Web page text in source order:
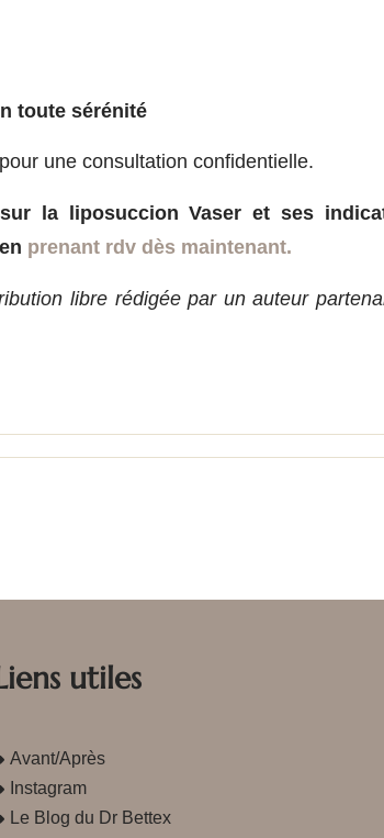
toute sérénité
une consultation confidentielle.
la liposuccion Vaser et ses
prenant rdv dès maintenant.
libre rédigée par un auteur
utiles
Avant/Après
Instagram
Le Blog du Dr Bettex